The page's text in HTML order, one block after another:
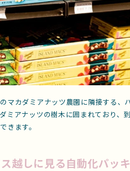
マカダミアナッツ農園に隣接する、
ミアナッツの樹木に囲まれており、
きます。
越しに見る自動化パッ